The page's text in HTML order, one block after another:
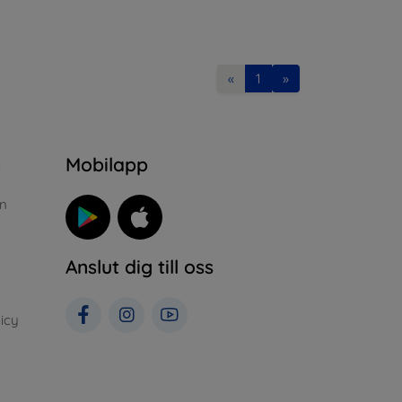
« 1 »
Mobilapp
Anslut dig till oss